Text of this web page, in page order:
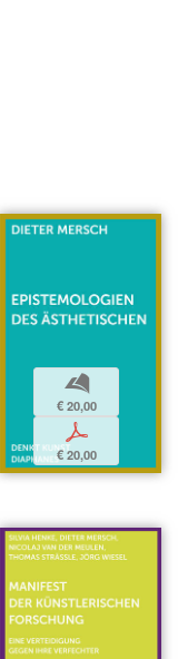
b
€ 20,00
p
€ 20,00